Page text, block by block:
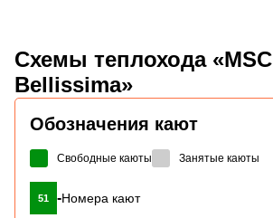
Схемы теплохода «MSC
Bellissima»
Обозначения кают
Свободные каюты Занятые каюты
51 -Номера кают